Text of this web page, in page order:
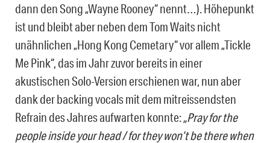
dann den Song „Wayne Rooney“ nennt…). Höhepunkt
ist und bleibt aber neben dem Tom Waits nicht
unähnlichen „Hong Kong Cemetary“ vor allem „Tickle
Me Pink“, das im Jahr zuvor bereits in einer
akustischen Solo-Version erschienen war, nun aber
dank der backing vocals mit dem mitreissendsten
Refrain des Jahres aufwarten konnte:„Pray for the
people inside your head / for they won’t be there when